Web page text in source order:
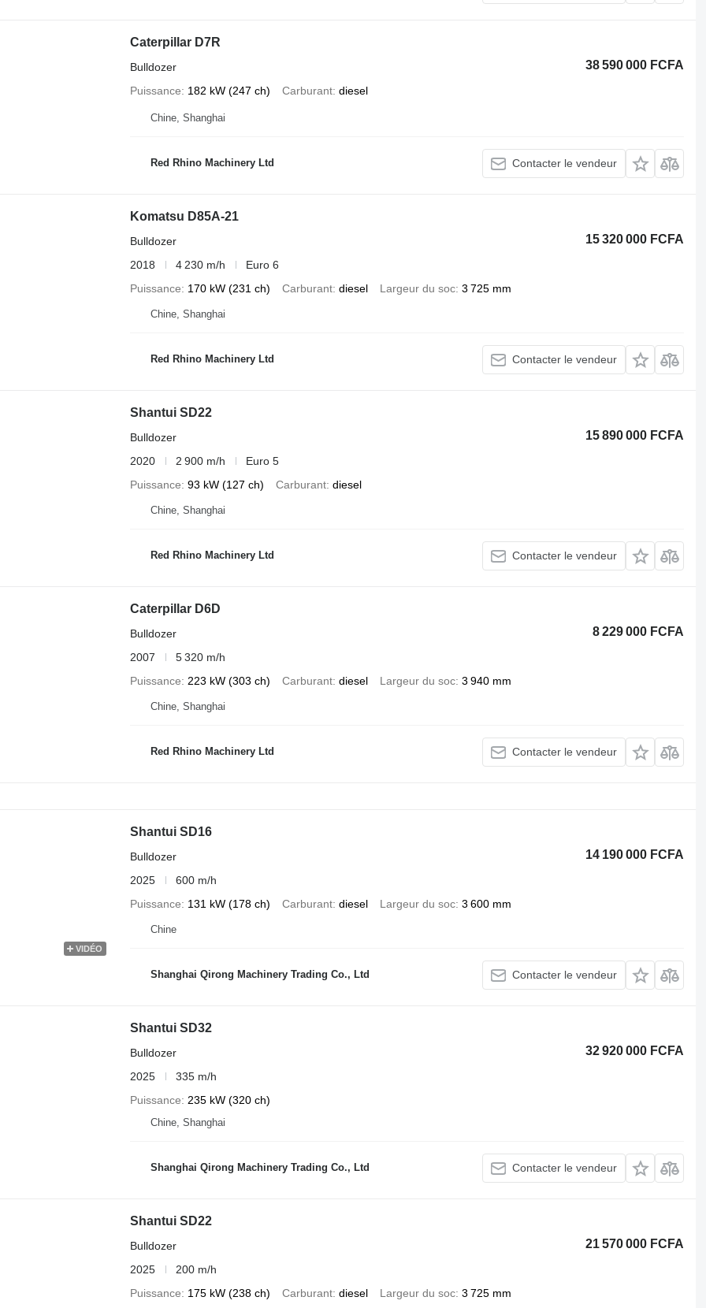
Caterpillar D7R
38 590 000 FCFA
Bulldozer
Puissance
182 kW (247 ch) Carburant diesel
Chine, Shanghai
Red Rhino Machinery Ltd Contacter le vendeur
Komatsu D85A-21
15 320 000 FCFA
Bulldozer
2018
4 230 m/h
Euro 6
Puissance
170 kW (231 ch) Carburant diesel Largeur du soc 3 725 mm
Chine, Shanghai
Red Rhino Machinery Ltd Contacter le vendeur
Shantui SD22
15 890 000 FCFA
Bulldozer
2020
2 900 m/h
Euro 5
Puissance 93 kW (127 ch) Carburant diesel
Chine, Shanghai
Red Rhino Machinery Ltd Contacter le vendeur
Caterpillar D6D
8 229 000 FCFA
Bulldozer
2007
5 320 m/h
Puissance
223 kW (303 ch) Carburant diesel Largeur du soc 3 940 mm
Chine, Shanghai
Red Rhino Machinery Ltd Contacter le vendeur
VIDÉO
Shantui SD16
14 190 000 FCFA
Bulldozer
2025
600 m/h
Puissance
131 kW (178 ch) Carburant diesel Largeur du soc 3 600 mm
Chine
Shanghai Qirong Machinery Trading Co., Ltd Contacter le vendeur
Shantui SD32
32 920 000 FCFA
Bulldozer
2025
335 m/h
Puissance
235 kW (320 ch)
Chine, Shanghai
Shanghai Qirong Machinery Trading Co., Ltd Contacter le vendeur
Shantui SD22
21 570 000 FCFA
Bulldozer
2025
200 m/h
Puissance
175 kW (238 ch) Carburant diesel Largeur du soc 3 725 mm